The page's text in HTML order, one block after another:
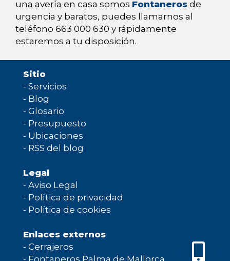
una avería en casa somos Fontaneros de
urgencia y baratos, puedes llamarnos al
teléfono 663 000 630 y rápidamente
estaremos a tu disposición.
Sitio
- Servicios
- Blog
- Glosario
- Presupuesto
- Ubicaciones
- RSS del blog
Legal
- Aviso Legal
- Política de privacidad
- Política de cookies
Enlaces externos
- Cerrajeros